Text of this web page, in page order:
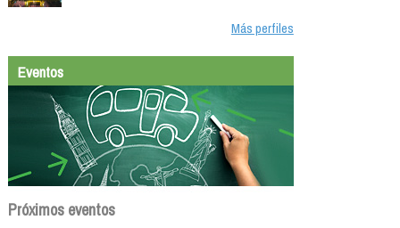
Más perfiles
Eventos
Próximos eventos